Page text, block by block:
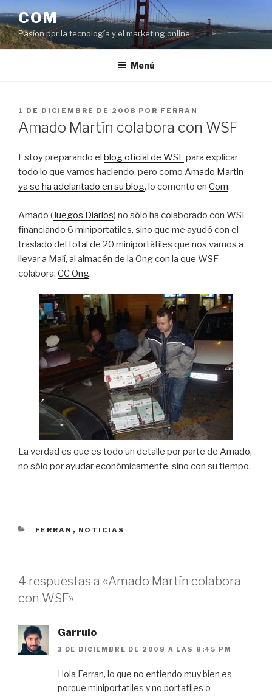
al
contenido
COM
Pasíon por la tecnología y el marketing online
Menú
PUBLICADO
EL
1 DE DICIEMBRE DE 2008 POR FERRAN
Amado Martín colabora con WSF
Estoy preparando el blog oficial de WSFpara explicar
todo lo que vamos haciendo, pero como Amado Martin
ya se ha adelantado en su blog, lo comento en Com.
Amado (Juegos Diarios) no sólo ha colaborado con WSF
financiando 6 miniportatiles, sino que me ayudó con el
traslado del total de 20 miniportátiles que nos vamos a
llevar a Malí, al almacén de la Ong con la que WSF
colabora: CC Ong.
La verdad es que es todo un detalle por parte de Amado,
no sólo por ayudar económicamente, sino con su tiempo.
CATEGORÍAS
FERRAN , NOTICIAS
4 respuestas a «Amado Martín colabora
con WSF»
Garrulo
3 DE DICIEMBRE DE 2008 A LAS 8:45 PM
Hola Ferran, lo que no entiendo muy bien es
porque miniportatiles y no portatiles o